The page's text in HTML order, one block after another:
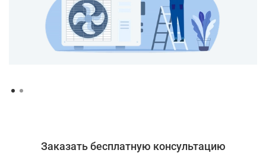
Заказать бесплатную консультацию